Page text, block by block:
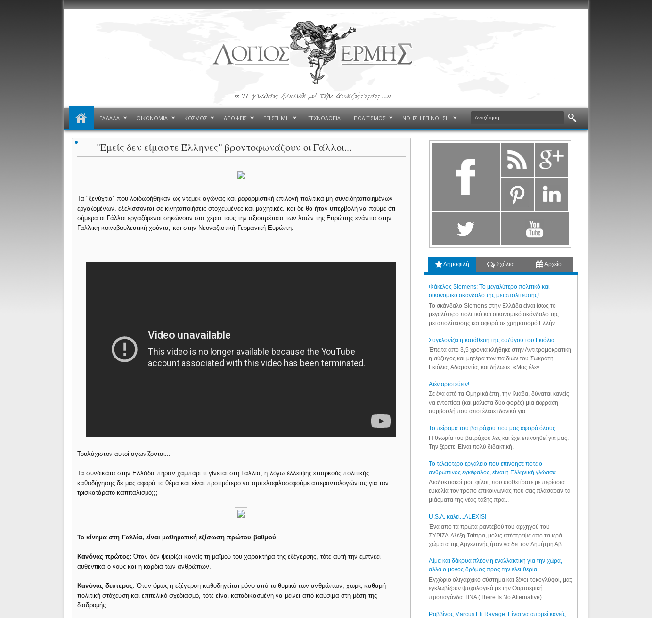
ΕΛΛΑΔΑ ΟΙΚΟΝΟΜΙΑ ΚΟΣΜΟΣ ΑΠΟΨΕΙΣ ΕΠΙΣΤΗΜΗ ΤΕΧΝΟΛΟΓΙΑ ΠΟΛΙΤΙΣΜΟΣ ΝΟΗΣΗ-ΕΠΙΝΟΗΣΗ
"Εμείς δεν είμαστε Έλληνες" βροντοφωνάζουν οι Γάλλοι...
Τα "ξενύχτια" που λοιδωρήθηκαν ως ντεμέκ αγώνας και ρεφορμιστική επιλογή πολιτικά μη συνειδητοποιημένων
εργαζομένων, εξελίσσονται σε κινητοποιήσεις στοχευμένες και μαχητικές, και δε θα ήταν υπερβολή να πούμε ότι
σήμερα οι Γάλλοι εργαζόμενοι σηκώνουν στα χέρια τους την αξιοπρέπεια των λαών της Ευρώπης ενάντια στην
Γαλλική κοινοβουλευτική χούντα, και στην Νεοναζιστική Γερμανική Ευρώπη.
Τουλάχιστον αυτοί αγωνίζονται...
Τα συνδικάτα στην Ελλάδα πήραν χαμπάρι τι γίνεται στη Γαλλία, η λόγω έλλειψης επαρκούς πολιτικής
καθοδήγησης δε μας αφορά το θέμα και είναι προτιμότερο να αμπελοφιλοσοφούμε απεραντολογώντας για τον
τρισκατάρατο καπιταλισμό;;;
Το κίνημα στη Γαλλία, είναι μαθηματική εξίσωση πρώτου βαθμού
Κανόνας πρώτος: Όταν δεν ψειρίζει κανείς τη μαϊμού του χαρακτήρα της εξέγερσης, τότε αυτή την εμπνέει
αυθεντικά ο νους και η καρδιά των ανθρώπων.
Κανόνας δεύτερος: Όταν όμως η εξέγερση καθοδηγείται μόνο από το θυμικό των ανθρώπων, χωρίς καθαρή
πολιτική στόχευση και επιτελικό σχεδιασμό, τότε είναι καταδικασμένη να μείνει από καύσιμα στη μέση της
διαδρομής.
Δημοφιλή Σχόλια Αρχείο
Φάκελος Siemens: Το μεγαλύτερο πολιτικό και
οικονομικό σκάνδαλο της μεταπολίτευσης!
Το σκάνδαλο Siemens στην Ελλάδα είναι ίσως το
μεγαλύτερο πολιτικό και οικονομικό σκάνδαλο της
μεταπολίτευσης και αφορά σε χρηματισμό Ελλήν...
Συγκλονίζει η κατάθεση της συζύγου του Γκιόλια
Έπειτα από 3,5 χρόνια κλήθηκε στην Αντιτρομοκρατική
η σύζυγος και μητέρα των παιδιών του Σωκράτη
Γκιόλια, Αδαμαντία, και δήλωσε: «Μας έλεγ...
Aιέν αριστεύειν!
Σε ένα από τα Ομηρικά έπη, την Ιλιάδα, δύναται κανείς
να εντοπίσει (και μάλιστα δύο φορές) μια έκφραση-
συμβουλή που αποτέλεσε ιδανικό για...
Το πείραμα του βατράχου που μας αφορά όλους...
Η θεωρία του βατράχου λες και έχει επινοηθεί για μας.
Την ξέρετε; Είναι πολύ διδακτική.
Το τελειότερο εργαλείο που επινόησε ποτε ο
ανθρώπινος εγκέφαλος, είναι η Ελληνική γλώσσα.
Διαδυκτιακοί μου φίλοι, που υιοθετίσατε με περίσσια
ευκολία τον τρόπο επικοινωνίας που σας πλάσαραν τα
μιάσματα της νέας τάξης πρα...
U.S.A. καλεί...ALEXIS!
Ένα από τα πρώτα ραντεβού του αρχηγού του
ΣΥΡΙΖΑ Αλέξη Τσίπρα, μόλις επέστρεψε από τα ιερά
χώματα της Αργεντινής ήταν να δει τον Δημήτρη Αβ...
Αίμα και δάκρυα πλέον η εναλλακτική για την χώρα,
αλλά ο μόνος δρόμος προς την ελευθερία!
Εγχώριο ολιγαρχικό σύστημα και ξένοι τοκογλύφοι, μας
εγκλωβίζουν ψυχολογικά με την Θαρτσερική
προπαγάνδα TINA (There Is No Alternative). ...
Ραββίνος Marcus Eli Ravage: Είναι να απορεί κανείς